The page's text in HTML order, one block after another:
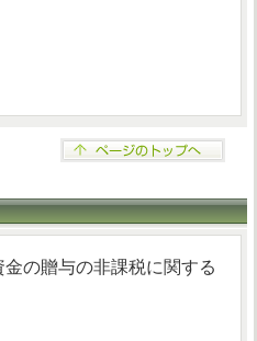
の贈与の非課税に関する